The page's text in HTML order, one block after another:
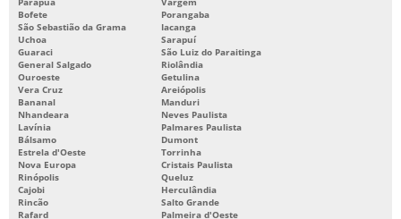
Bofete
Porangaba
São Sebastião da Grama
Iacanga
Uchoa
Sarapuí
Guaraci
São Luiz do Paraitinga
General Salgado
Riolândia
Ouroeste
Getulina
Vera Cruz
Areiópolis
Bananal
Manduri
Nhandeara
Neves Paulista
Lavínia
Palmares Paulista
Bálsamo
Dumont
Estrela d'Oeste
Torrinha
Nova Europa
Cristais Paulista
Rinópolis
Queluz
Cajobi
Herculândia
Rincão
Salto Grande
Rafard
Palmeira d'Oeste